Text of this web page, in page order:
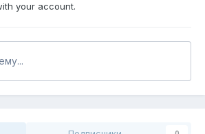
your account.